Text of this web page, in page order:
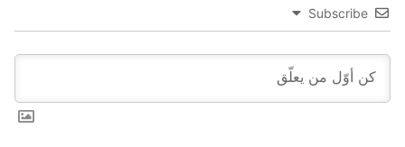
Subscribe